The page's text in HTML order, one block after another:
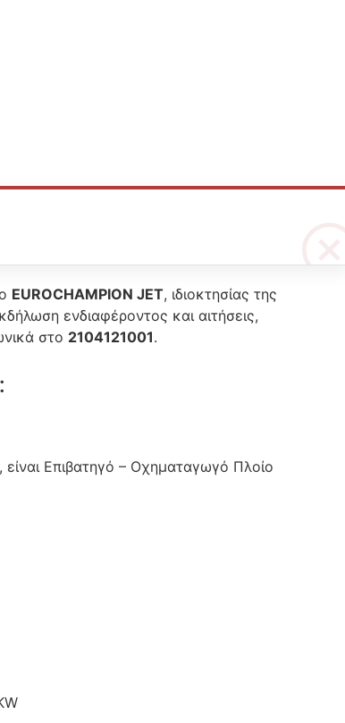
EUROCHAMPION JET, ιδιοκτησίας της
ενδιαφέροντος και αιτήσεις,
στο 2104121001.
Επιβατηγό – Οχηματαγωγό Πλοίο